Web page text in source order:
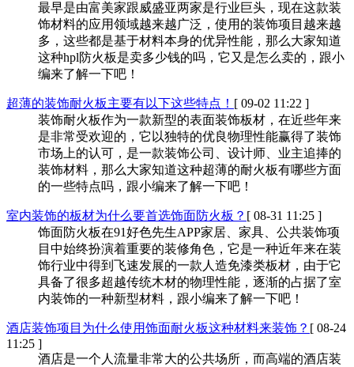
最早是由富美家跟威盛亚两家是行业巨头，现在这款装
饰材料的应用领域越来越广泛，使用的装饰项目越来越
多，这些都是基于材料本身的优异性能，那么大家知道
这种hpl防火板是卖多少钱的吗，它又是怎么卖的，跟小
编来了解一下吧！
超薄的装饰耐火板主要有以下这些特点！ [ 09-02 11:22 ]
装饰耐火板作为一款新型的表面装饰板材，在近些年来
是非常受欢迎的，它以独特的优良物理性能赢得了装饰
市场上的认可，是一款装饰公司、设计师、业主追捧的
装饰材料，那么大家知道这种超薄的耐火板有哪些方面
的一些特点吗，跟小编来了解一下吧！
室内装饰的板材为什么要首选饰面防火板？ [ 08-31 11:25 ]
饰面防火板在91好色先生APP家居、家具、公共装饰项
目中始终扮演着重要的装修角色，它是一种近年来在装
饰行业中得到飞速发展的一款人造免漆类板材，由于它
具备了很多超越传统木材的物理性能，逐渐的占据了室
内装饰的一种新型材料，跟小编来了解一下吧！
酒店装饰项目为什么使用饰面耐火板这种材料来装饰？ [ 08-24
11:25 ]
酒店是一个人流量非常大的公共场所，而高端的酒店装